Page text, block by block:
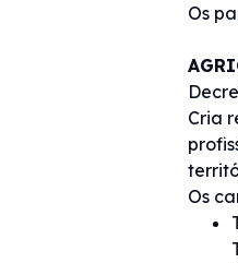
Os
Cria
Os